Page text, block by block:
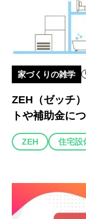
家づくりの雑学
ZEH（ゼッチ
トや補助金に
ZEH 住宅設